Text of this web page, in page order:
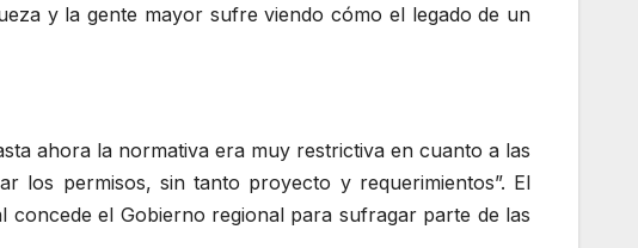
y la gente mayor sufre viendo cómo el legado de un
ahora la normativa era muy restrictiva en cuanto a las
los permisos, sin tanto proyecto y requerimientos”. El
el Gobierno regional para sufragar parte de las